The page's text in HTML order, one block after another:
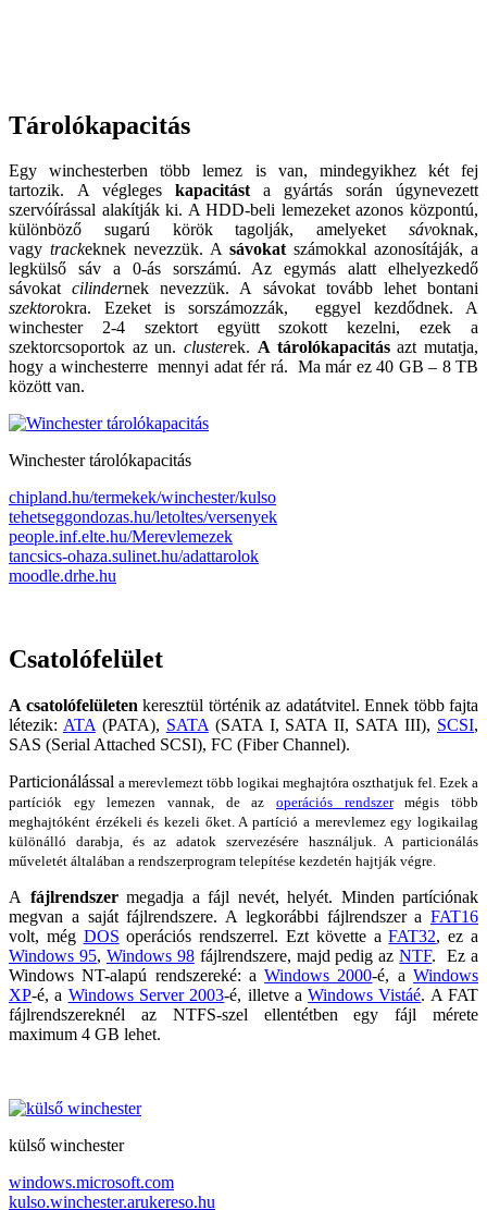
Tárolókapacitás
Egy winchesterben több lemez is van, mindegyikhez két fej
tartozik. A végleges kapacitásta gyártás során úgynevezett
szervóírással alakítják ki. A HDD-beli lemezeket azonos központú,
különböző sugarú körök tagolják, amelyeket sávoknak,
vagy trackeknek nevezzük. A sávokatszámokkal azonosítáják, a
legkülső sáv a 0-ás sorszámú. Az egymás alatt elhelyezkedő
sávokatcilindernek nevezzük. A sávokat tovább lehet bontani
szektorokra. Ezeket is sorszámozzák, eggyel kezdődnek. A
winchester 2-4 szektort együtt szokott kezelni, ezek a
szektorcsoportok az un.clusterek. A tárolókapacitásazt mutatja,
hogy a winchesterre mennyi adat fér rá. Ma már ez 40 GB – 8 TB
között van.
Winchester tárolókapacitás
chipland.hu/termekek/winchester/kulso
tehetseggondozas.hu/letoltes/versenyek
people.inf.elte.hu/Merevlemezek
tancsics-ohaza.sulinet.hu/adattarolok
moodle.drhe.hu
Csatolófelület
A csatolófelületen keresztül történik az adatátvitel. Ennek több fajta
létezik: ATA (PATA), SATA (SATA I, SATA II, SATA III), SCSI,
SAS (Serial Attached SCSI), FC (Fiber Channel).
Particionálással a merevlemezt több logikai meghajtóra oszthatjuk fel. Ezek a
partíciók egy lemezen vannak, de az operációs rendszermégis több
meghajtóként érzékeli és kezeli őket. A partíció a merevlemez egy logikailag
különálló darabja, és az adatok szervezésére használjuk. A particionálás
műveletét általában a rendszerprogram telepítése kezdetén hajtják végre.
A fájlrendszer megadja a fájl nevét, helyét. Minden partíciónak
megvan a saját fájlrendszere. A legkorábbi fájlrendszer a FAT16
volt, még DOS operációs rendszerrel. Ezt követte aFAT32, ez a
Windows 95, Windows 98fájlrendszere, majd pedig azNTF. Ez a
Windows NT-alapú rendszereké: aWindows 2000-é, aWindows
XP-é, a Windows Server 2003-é, illetve aWindows Vistáé. A FAT
fájlrendszereknél az NTFS-szel ellentétben egy fájl mérete
maximum 4 GB lehet.
külső winchester
windows.microsoft.com
kulso.winchester.arukereso.hu